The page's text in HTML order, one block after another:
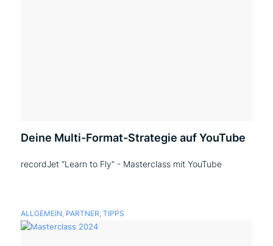
Deine Multi-Format-Strategie auf YouTube
recordJet “Learn to Fly” - Masterclass mit YouTube
ALLGEMEIN, PARTNER, TIPPS